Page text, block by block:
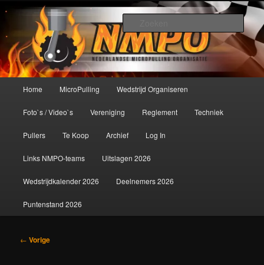
primaire
inhoudNederlandse MicroPulling
Organisatie
De meest krachtige modelbouwsport ter wereld!
Home MicroPulling Wedstrijd Organiseren
Foto`s / Video`s Vereniging Reglement Techniek
Pullers Te Koop Archief Log In
Links NMPO-teams Uitslagen 2026
Wedstrijdkalender 2026 Deelnemers 2026
Puntenstand 2026
Bericht
← Vorige